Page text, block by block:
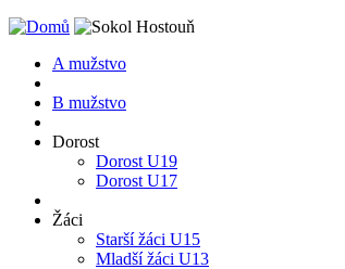
A mužstvo
B mužstvo
Dorost
Dorost U19
Dorost U17
Žáci
Starší žáci U15
Mladší žáci U13